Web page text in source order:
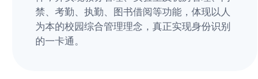
禁、考勤、执勤、图书借阅等功能，体现以人
为本的校园综合管理理念，真正实现身份识别
的一卡通。